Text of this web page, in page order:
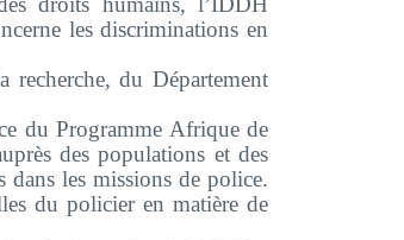
les discriminations en
du Département
du Programme Afrique de
des populations et des
dans les missions de police.
du policier en matière de